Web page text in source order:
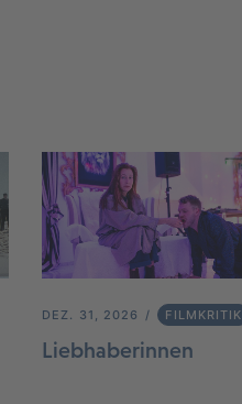
DEZ. 31, 2026 FILMKRITIK
Liebhaberinnen